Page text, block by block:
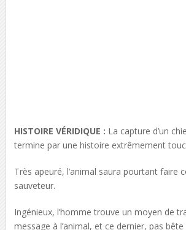
HISTOIRE VÉRIDIQUE : La capture d’un
termine par une histoire extrêmement
Très apeuré, l’animal saura pourtant faire
sauveteur.
Ingénieux, l’homme trouve un moyen de
message à l’animal, et ce dernier, pas